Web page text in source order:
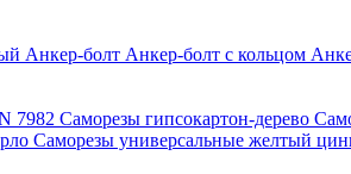
Анкер-болт Анкер-болт с кольцом
7982 Саморезы гипсокартон-дерево
Саморезы универсальные желтый